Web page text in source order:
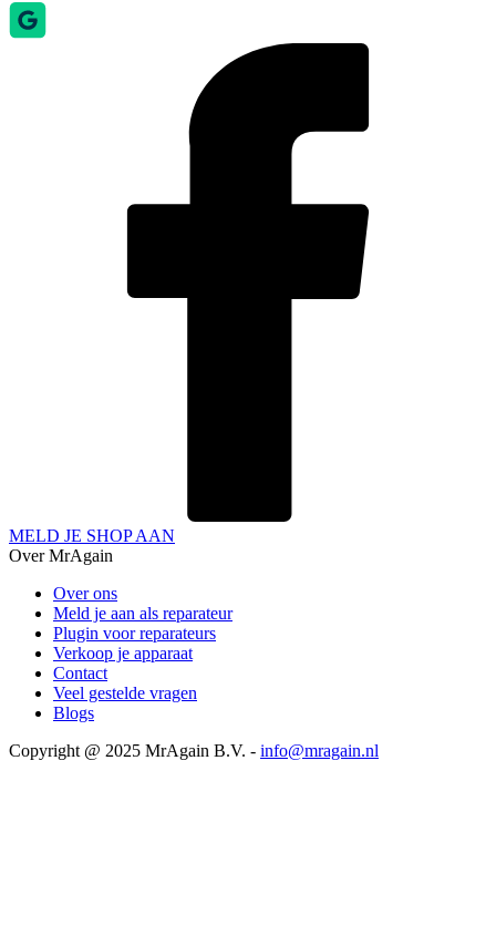
MELD JE SHOP AAN
Over MrAgain
Over ons
Meld je aan als reparateur
Plugin voor reparateurs
Verkoop je apparaat
Contact
Veel gestelde vragen
Blogs
Copyright @ 2025 MrAgain B.V. - info@mragain.nl